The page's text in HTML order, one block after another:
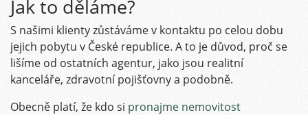
Jak to děláme?
S našimi klienty zůstáváme v kontaktu po celou dobu
jejich pobytu v České republice. A to je důvod, proč se
lišíme od ostatních agentur, jako jsou realitní
kanceláře, zdravotní pojišťovny a podobně.
Obecně platí, že kdo si pronajme nemovitost